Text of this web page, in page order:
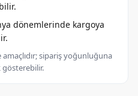
dönemlerinde kargoya
sipariş yoğunluğuna
gösterebilir.